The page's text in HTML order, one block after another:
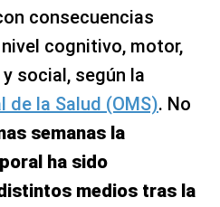
consecuencias
cognitivo, motor,
social, según la
de la Salud (OMS). No
semanas la
ha sido
medios tras la